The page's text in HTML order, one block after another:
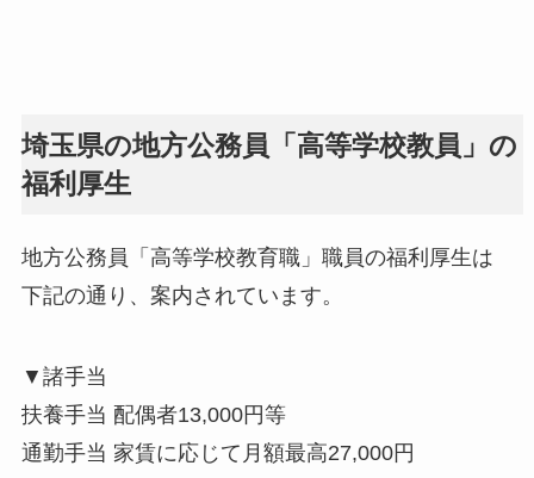
埼玉県の地方公務員「高等学校教員」の
福利厚生
地方公務員「高等学校教育職」職員の福利厚生は
下記の通り、案内されています。
▼諸手当
扶養手当 配偶者13,000円等
通勤手当 家賃に応じて月額最高27,000円